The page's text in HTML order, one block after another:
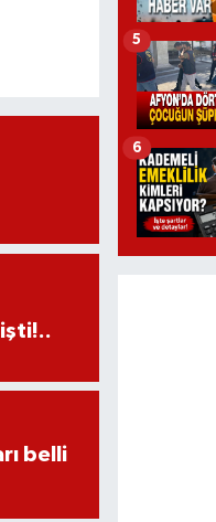
belli
5
6